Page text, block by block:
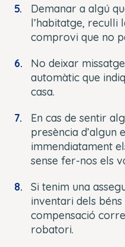
Demanar a algú
l’habitatge, reculli
comprovi que no
No deixar
automàtic que
casa.
En cas de sentir
presència d’algun
immendiatament
sense fer-nos els
Si tenim una
inventari dels
compensació
robatori.